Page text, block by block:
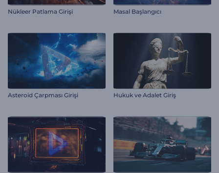
Nükleer Patlama Girişi Masal Başlangıcı
Asteroid Çarpması Girişi Hukuk ve Adalet Giriş